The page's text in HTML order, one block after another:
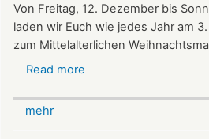
Von Freitag, 12. Dezember bis
laden wir Euch wie jedes Jahr am
zum Mittelalterlichen
Read more
mehr